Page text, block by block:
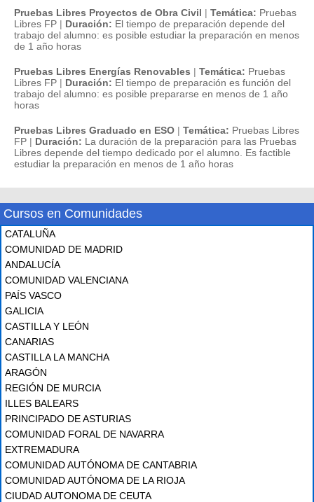
Pruebas Libres Proyectos de Obra Civil | Temática: Pruebas
Libres FP | Duración: El tiempo de preparación depende del
trabajo del alumno: es posible estudiar la preparación en menos
de 1 año horas
Pruebas Libres Energías Renovables | Temática: Pruebas
Libres FP | Duración: El tiempo de preparación es función del
trabajo del alumno: es posible prepararse en menos de 1 año
horas
Pruebas Libres Graduado en ESO | Temática: Pruebas Libres
FP | Duración: La duración de la preparación para las Pruebas
Libres depende del tiempo dedicado por el alumno. Es factible
estudiar la preparación en menos de 1 año horas
Cursos en Comunidades
CATALUÑA
COMUNIDAD DE MADRID
ANDALUCÍA
COMUNIDAD VALENCIANA
PAÍS VASCO
GALICIA
CASTILLA Y LEÓN
CANARIAS
CASTILLA LA MANCHA
ARAGÓN
REGIÓN DE MURCIA
ILLES BALEARS
PRINCIPADO DE ASTURIAS
COMUNIDAD FORAL DE NAVARRA
EXTREMADURA
COMUNIDAD AUTÓNOMA DE CANTABRIA
COMUNIDAD AUTÓNOMA DE LA RIOJA
CIUDAD AUTONOMA DE CEUTA